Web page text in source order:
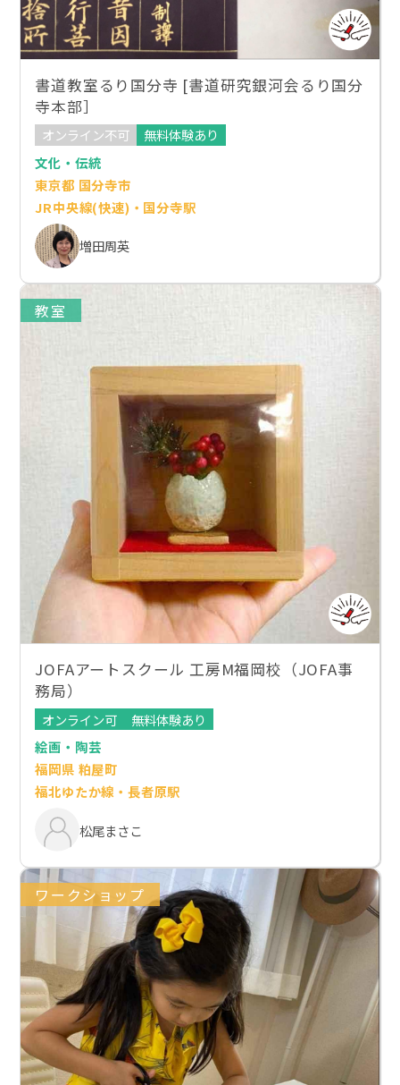
書道教室るり国分寺 [書道研究銀河会るり国分
寺本部］
オンライン不可
無料体験あり
文化・伝統
東京都 国分寺市
JR中央線(快速)・国分寺駅
増田周英
教室
JOFAアートスクール 工房M福岡校（JOFA事
務局）
オンライン可
無料体験あり
絵画・陶芸
福岡県 粕屋町
福北ゆたか線・長者原駅
松尾まさこ
ワークショップ